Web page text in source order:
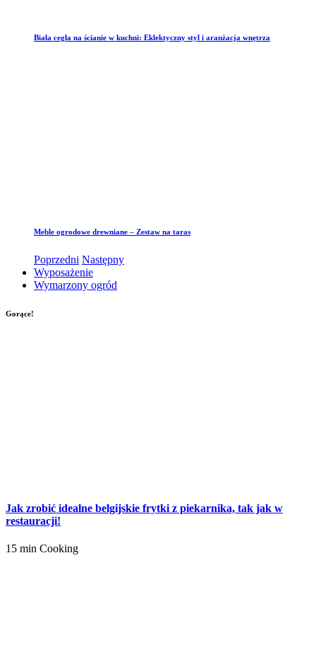
Biała cegła na ścianie w kuchni: Eklektyczny styl i aranżacja wnętrza
Meble ogrodowe drewniane – Zestaw na taras
Poprzedni Następny
Wyposażenie
Wymarzony ogród
Gorące!
Jak zrobić idealne belgijskie frytki z piekarnika, tak jak w
restauracji!
15 min Cooking